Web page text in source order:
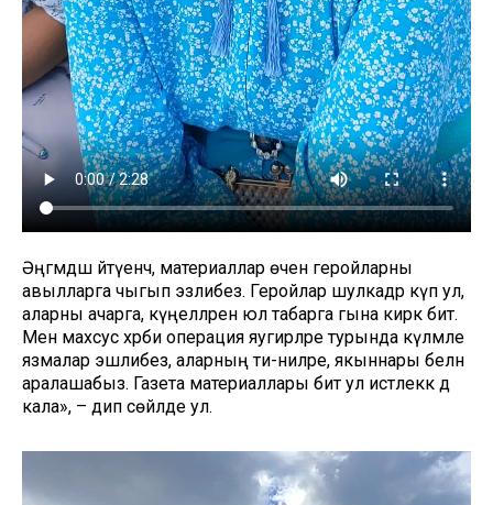
Әңгәмәдәш әйтүенчә, материаллар өчен геройларны
авылларга чыгып эзлибез. Геройлар шулкадәр күп ул,
аларны ачарга, күңелләренә юл табарга гына кирәк бит.
Менә махсус хәрби операция яугирләре турында күләмле
язмалар эшлибез, аларның әти-әниләре, якыннары белән
аралашабыз. Газета материаллары бит ул истәлеккә дә
кала», – дип сөйләде ул.